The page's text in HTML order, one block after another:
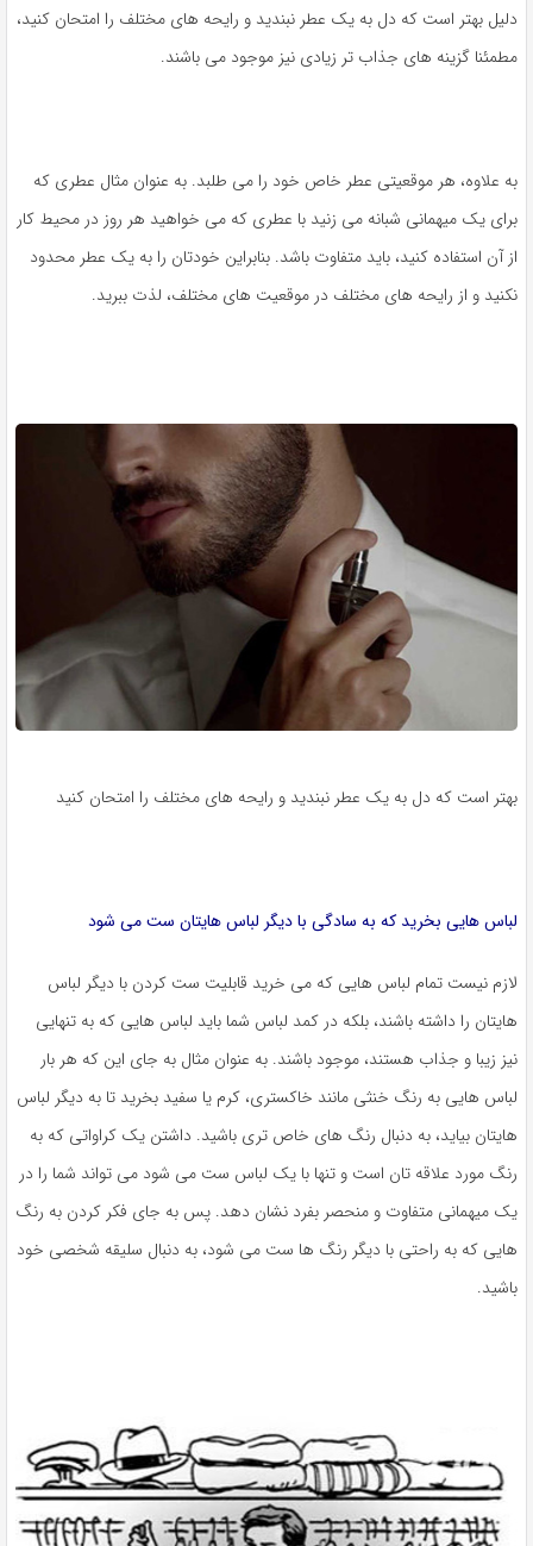
دلیل بهتر است که دل به یک عطر نبندید و رایحه های مختلف را امتحان کنید،
مطمئنا گزینه های جذاب تر زیادی نیز موجود می باشند.
به علاوه، هر موقعیتی عطر خاص خود را می طلبد. به عنوان مثال عطری که
برای یک میهمانی شبانه می زنید با عطری که می خواهید هر روز در محیط کار
از آن استفاده کنید، باید متفاوت باشد. بنابراین خودتان را به یک عطر محدود
نکنید و از رایحه های مختلف در موقعیت های مختلف، لذت ببرید.
بهتر است که دل به یک عطر نبندید و رایحه های مختلف را امتحان کنید
لباس هایی بخرید که به سادگی با دیگر لباس هایتان ست می شود
لازم نیست تمام لباس هایی که می خرید قابلیت ست کردن با دیگر لباس
هایتان را داشته باشند، بلکه در کمد لباس شما باید لباس هایی که به تنهایی
نیز زیبا و جذاب هستند، موجود باشند. به عنوان مثال به جای این که هر بار
لباس هایی به رنگ خنثی مانند خاکستری، کرم یا سفید بخرید تا به دیگر لباس
هایتان بیاید، به دنبال رنگ های خاص تری باشید. داشتن یک کراواتی که به
رنگ مورد علاقه تان است و تنها با یک لباس ست می شود می تواند شما را در
یک میهمانی متفاوت و منحصر بفرد نشان دهد. پس به جای فکر کردن به رنگ
هایی که به راحتی با دیگر رنگ ها ست می شود، به دنبال سلیقه شخصی خود
باشید.